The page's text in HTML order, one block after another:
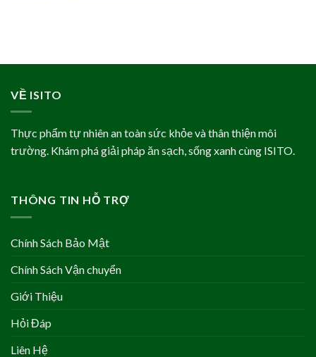
VỀ ISITO
Thực phẩm tự nhiên an toàn sức khỏe và thân thiện môi
trường. Khám phá giải pháp ăn sạch, sống xanh cùng ISITO.
THÔNG TIN HỖ TRỢ
Chính Sách Bảo Mật
Chính Sách Vận chuyển
Giới Thiệu
Hỏi Đáp
Liên Hệ